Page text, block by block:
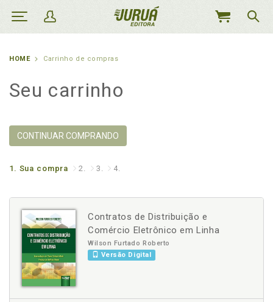
MEU
HOME Carrinho de compras
Seu carrinho
CONTINUAR COMPRANDO
1. Sua compra 2. 3. 4.
Contratos de Distribuição e
Comércio Eletrônico em Linha
Wilson Furtado Roberto
Versão Digital